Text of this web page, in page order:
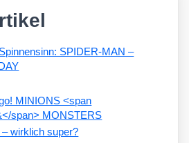
SPIDER-MAN –
MINIONS <span
span> MONSTERS
wirklich super?